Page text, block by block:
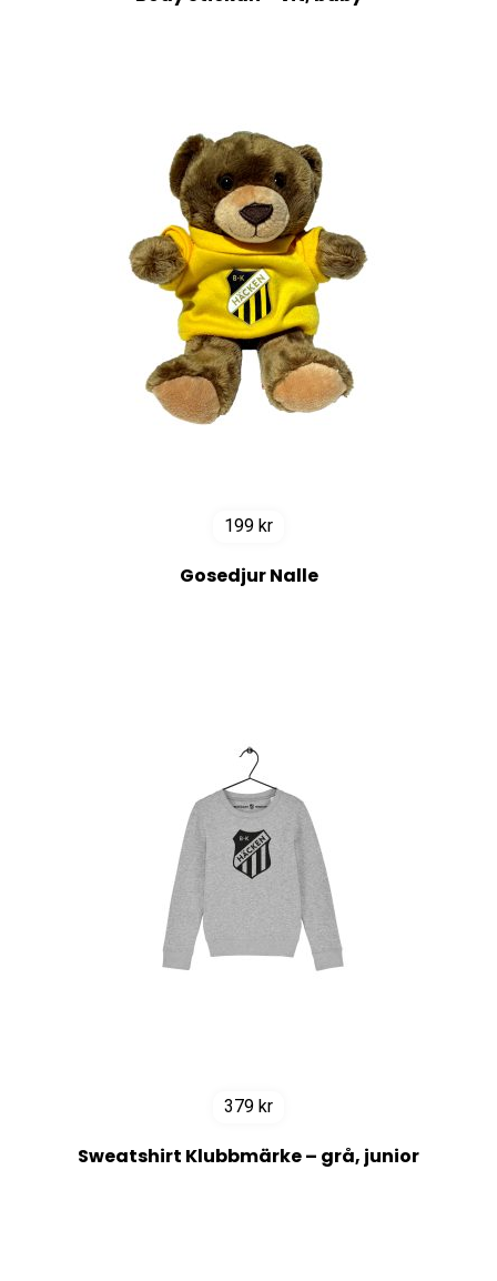
199 kr
Gosedjur Nalle
379 kr
Sweatshirt Klubbmärke – grå, junior